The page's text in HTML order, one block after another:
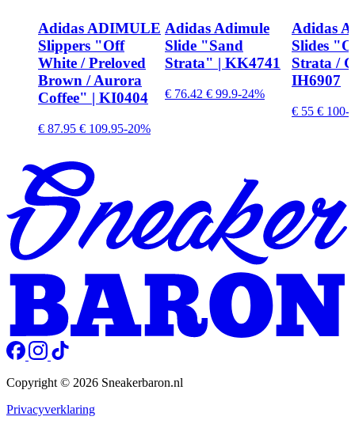
Adidas ADIMULE
Slippers "Off
White / Preloved
Brown / Aurora
Coffee" | KI0404
€ 87.95 € 109.95-20%
Adidas Adimule
Slide "Sand
Strata" | KK4741
€ 76.42 € 99.9-24%
Adidas
Slides
Strata /
IH6907
€ 55 € 100-
Copyright © 2026 Sneakerbaron.nl
Privacyverklaring